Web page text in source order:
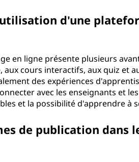
d'une
en ligne présente plusieurs
cours interactifs, aux quiz et
des expériences
avec les enseignants et
et la possibilité d'apprendre à
de publication dans